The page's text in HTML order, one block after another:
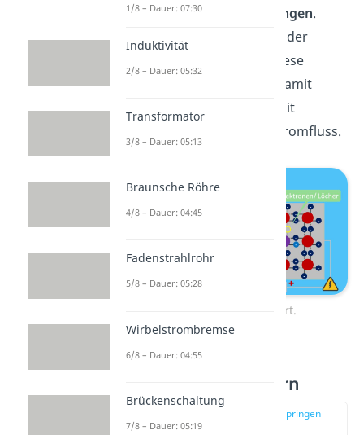
beweglichepositive Ladungen.
Ungebundene
der
Wirtsatome springen in diese
und hinterlassen damit
selbst wieder welche. Damit
erzeugst du auch einen Stromfluss.
p-Dotierung illustriert.
Bänderschema bei
dotierten Halbleitern
zur Stelle im Video springen
(02:12)
1/8 – Dauer: 07:30
Induktivität
2/8 – Dauer: 05:32
Transformator
3/8 – Dauer: 05:13
Braunsche Röhre
4/8 – Dauer: 04:45
Fadenstrahlrohr
5/8 – Dauer: 05:28
Wirbelstrombremse
6/8 – Dauer: 04:55
Brückenschaltung
7/8 – Dauer: 05:19